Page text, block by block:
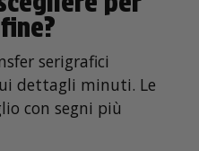
serigrafici
dettagli minuti. Le
con segni più